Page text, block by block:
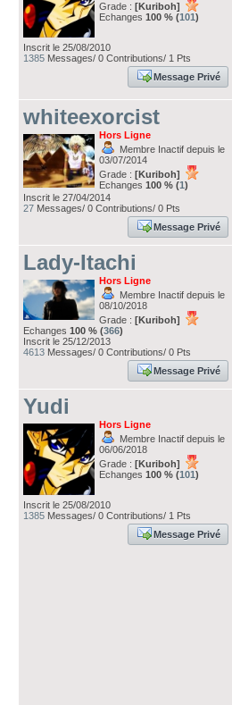
Grade : [Kuriboh]
Echanges 100 % (101)
Inscrit le 25/08/2010
1385 Messages/ 0 Contributions/ 1 Pts
Message Privé
whiteexorcist
Hors Ligne
Membre Inactif depuis le
03/07/2014
Grade : [Kuriboh]
Echanges 100 % (1)
Inscrit le 27/04/2014
27 Messages/ 0 Contributions/ 0 Pts
Message Privé
Lady-Itachi
Hors Ligne
Membre Inactif depuis le
08/10/2018
Grade : [Kuriboh]
Echanges 100 % (366)
Inscrit le 25/12/2013
4613 Messages/ 0 Contributions/ 0 Pts
Message Privé
Yudi
Hors Ligne
Membre Inactif depuis le
06/06/2018
Grade : [Kuriboh]
Echanges 100 % (101)
Inscrit le 25/08/2010
1385 Messages/ 0 Contributions/ 1 Pts
Message Privé